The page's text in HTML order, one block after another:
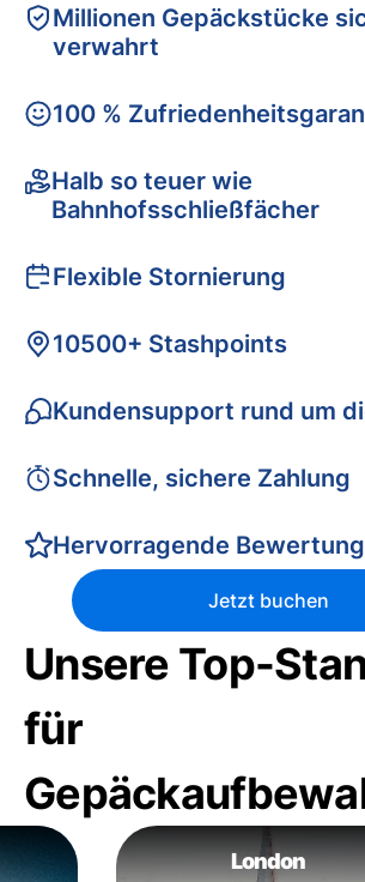
Millionen Gepäckstücke
verwahrt
100 %
Halb so teuer wie
Bahnhofsschließfächer
Flexible Stornierung
10500+ Stashpoints
Kundensupport rund um
Schnelle, sichere Zahlung
Hervorragende
Jetzt buchen
Unsere Top-
für
London